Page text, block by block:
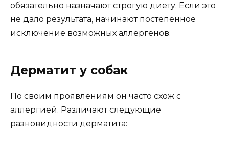
обязательно назначают строгую диету. Если это
не дало результата, начинают постепенное
исключение возможных аллергенов.
Дерматит у собак
По своим проявлениям он часто схож с
аллергией. Различают следующие
разновидности дерматита: